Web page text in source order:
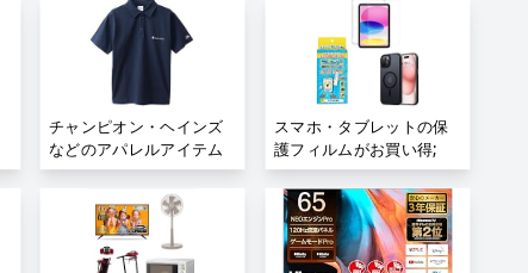
チャンピオン・ヘインズ
などのアパレルアイテム
がお買い得;
スマホ・タブレットの保
護フィルムがお買い得;